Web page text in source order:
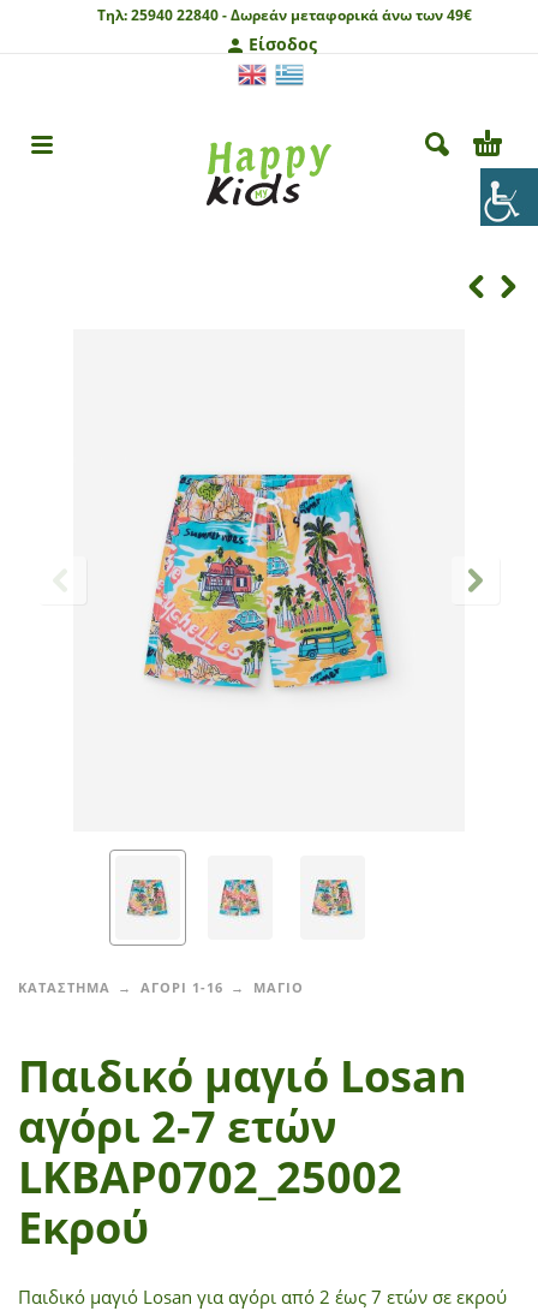
Τηλ:25940 22840 -Δωρεάν μεταφορικά άνω των 49€
Είσοδος
ΚΑΤΑΣΤΗΜΑ ΑΓΟΡΙ 1-16 ΜΑΓΙΟ
Παιδικό μαγιό Losan
αγόρι 2-7 ετών
LKBAP0702_25002
Εκρού
Παιδικό μαγιό Losan για αγόρι από 2 έως 7 ετών σε εκρού